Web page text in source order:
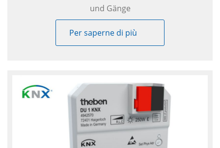
und Gänge
Per saperne di più